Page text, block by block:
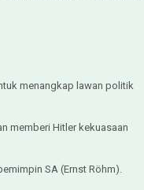
menangkap lawan politik
memberi Hitler kekuasaan
SA (Ernst Röhm).